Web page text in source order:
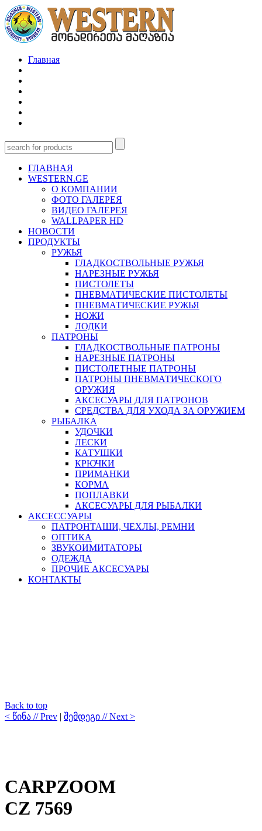
Главная
ГЛАВНАЯ
WESTERN.GE
О КОМПАНИИ
ФОТО ГАЛЕРЕЯ
ВИДЕО ГАЛЕРЕЯ
WALLPAPER HD
НОВОСТИ
ПРОДУКТЫ
РУЖЬЯ
ГЛАДКОСТВОЛЬНЫЕ РУЖЬЯ
НАРЕЗНЫЕ РУЖЬЯ
ПИСТОЛЕТЫ
ПНЕВМАТИЧЕСКИЕ ПИСТОЛЕТЫ
ПНЕВМАТИЧЕСКИЕ РУЖЬЯ
НОЖИ
ЛОДКИ
ПАТРОНЫ
ГЛАДКОСТВОЛЬНЫЕ ПАТРОНЫ
НАРЕЗНЫЕ ПАТРОНЫ
ПИСТОЛЕТНЫЕ ПАТРОНЫ
ПАТРОНЫ ПНЕВМАТИЧЕСКОГО
ОРУЖИЯ
АКСЕСУАРЫ ДЛЯ ПАТРОНОВ
СРЕДСТВА ДЛЯ УХОДА ЗА ОРУЖИЕМ
РЫБАЛКА
УДОЧКИ
ЛЕСКИ
КАТУШКИ
КРЮЧКИ
ПРИМАНКИ
КОРМА
ПОПЛАВКИ
АКСЕСУАРЫ ДЛЯ РЫБАЛКИ
АКСЕССУАРЫ
ПАТРОНТАШИ, ЧЕХЛЫ, РЕМНИ
ОПТИКА
ЗВУКОИМИТАТОРЫ
ОДЕЖДА
ПРОЧИЕ АКСЕСУАРЫ
КОНТАКТЫ
Back to top
< წინა // Prev | შემდეგი // Next >
CARPZOOM
CZ 7569